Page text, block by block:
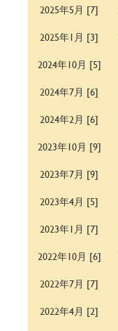
2025年5月 [7]
2025年1月 [3]
2024年10月 [5]
2024年7月 [6]
2024年2月 [6]
2023年10月 [9]
2023年7月 [9]
2023年4月 [5]
2023年1月 [7]
2022年10月 [6]
2022年7月 [7]
2022年4月 [2]